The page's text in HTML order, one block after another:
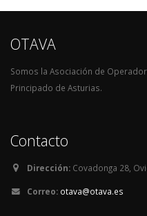
OTAVA
Somos la Asociación de
Principado de Asturias.
Contacto
Dirección: Covadonga 28,
Correo: otava@otava.es